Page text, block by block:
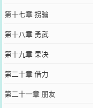
第十七章 拐骗
第十八章 勇武
第十九章 果决
第二十章 借力
第二十一章 朋友